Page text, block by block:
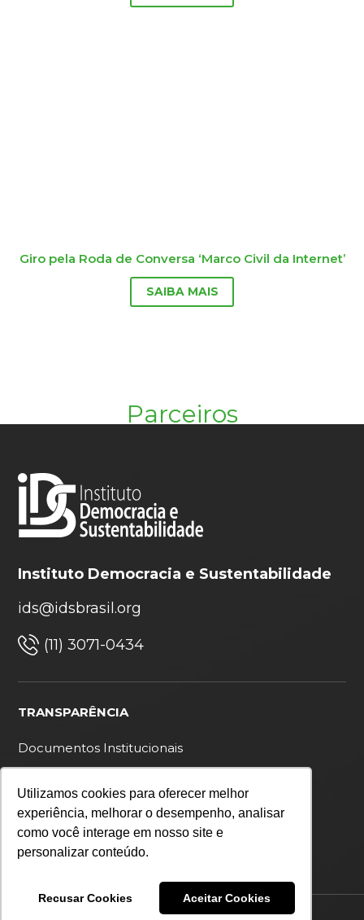
Utilizamos cookies para oferecer melhor
experiência, melhorar o desempenho, analisar
como você interage em nosso site e
personalizar conteúdo.
Recusar Cookies Aceitar Cookies
Giro pela Roda de Conversa ‘Marco Civil da Internet’
SAIBA MAIS
Parceiros
Instituto Democracia e Sustentabilidade
ids@idsbrasil.org
(11) 3071-0434
TRANSPARÊNCIA
Documentos Institucionais
Política de privacidade